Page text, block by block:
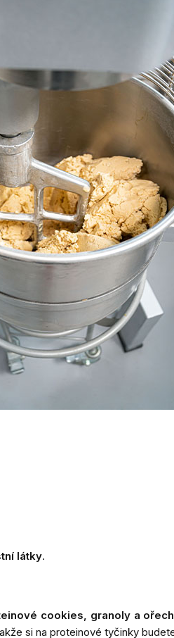
látky.
cookies, granolya
si na proteinové tyčinky